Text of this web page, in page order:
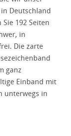
Deutschland
192 Seiten
in
Die zarte
ganz
Einband mit
unterwegs in